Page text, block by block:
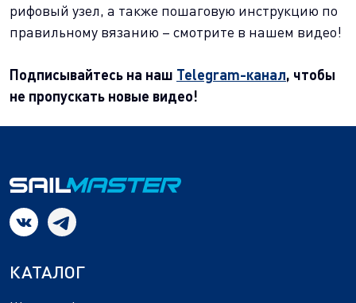
рифовый узел, а также пошаговую инструкцию по
правильному вязанию – смотрите в нашем видео!
Подписывайтесь на наш Telegram-канал, чтобы
не пропускать новые видео!
КАТАЛОГ